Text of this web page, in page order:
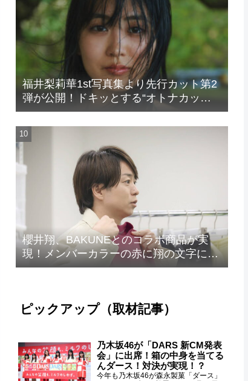
福井梨莉華1st写真集より先行カット第2
弾が公開！ドキッとする“オトナカッ
ト”が解禁！
櫻井翔、BAKUNEとのコラボ商品が実
現！メンバーカラーの赤に翔の文字に着
想を得たデザイン
ピックアップ（取材記事）
乃木坂46が「DARS 新CM発表
会」に出席！箱の中身を当てる
んダース！対決が実現！？
今年も乃木坂46が森永製菓「ダース」